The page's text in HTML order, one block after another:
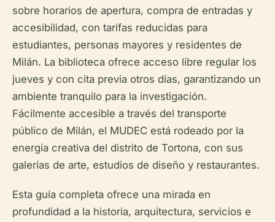
sobre horarios de apertura, compra de entradas y
accesibilidad, con tarifas reducidas para
estudiantes, personas mayores y residentes de
Milán. La biblioteca ofrece acceso libre regular los
jueves y con cita previa otros días, garantizando un
ambiente tranquilo para la investigación.
Fácilmente accesible a través del transporte
público de Milán, el MUDEC está rodeado por la
energía creativa del distrito de Tortona, con sus
galerías de arte, estudios de diseño y restaurantes.
Esta guía completa ofrece una mirada en
profundidad a la historia, arquitectura, servicios e